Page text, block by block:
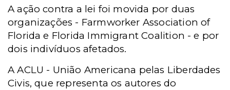
A ação contra a lei foi movida por duas
organizações - Farmworker Association of
Florida e Florida Immigrant Coalition - e por
dois indivíduos afetados.
A ACLU - União Americana pelas Liberdades
Civis, que representa os autores do